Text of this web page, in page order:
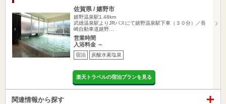
佐賀県 / 嬉野市
嬉野温泉駅1.48km
武雄温泉駅よりJRバスにて嬉野温泉駅下車（３０分）／長
崎自動車道嬉野…
営業時間
入浴料金 ～
宿泊 炭酸水素塩泉
楽天トラベルの宿泊プランを見る
関連情報から探す